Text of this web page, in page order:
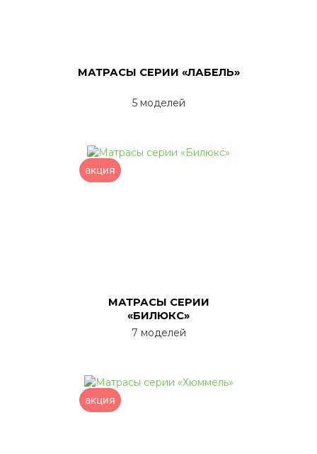
МАТРАСЫ СЕРИИ «ЛАБЕЛЬ»
5 моделей
акция
МАТРАСЫ СЕРИИ
«БИЛЮКС»
7 моделей
акция